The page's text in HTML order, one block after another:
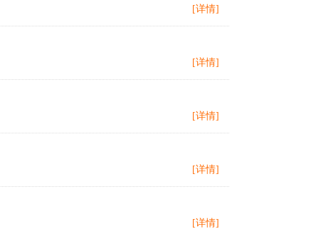
[详情]
[详情]
[详情]
[详情]
[详情]